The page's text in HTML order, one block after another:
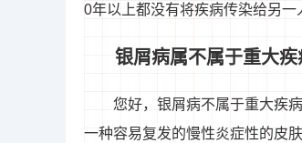
0年以上都没有将疾病传染给另一
银屑病属不属于重大
您好，银屑病不属于重大疾
一种容易复发的慢性炎症性的皮